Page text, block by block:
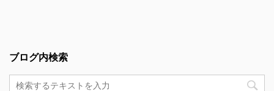
ブログ内検索